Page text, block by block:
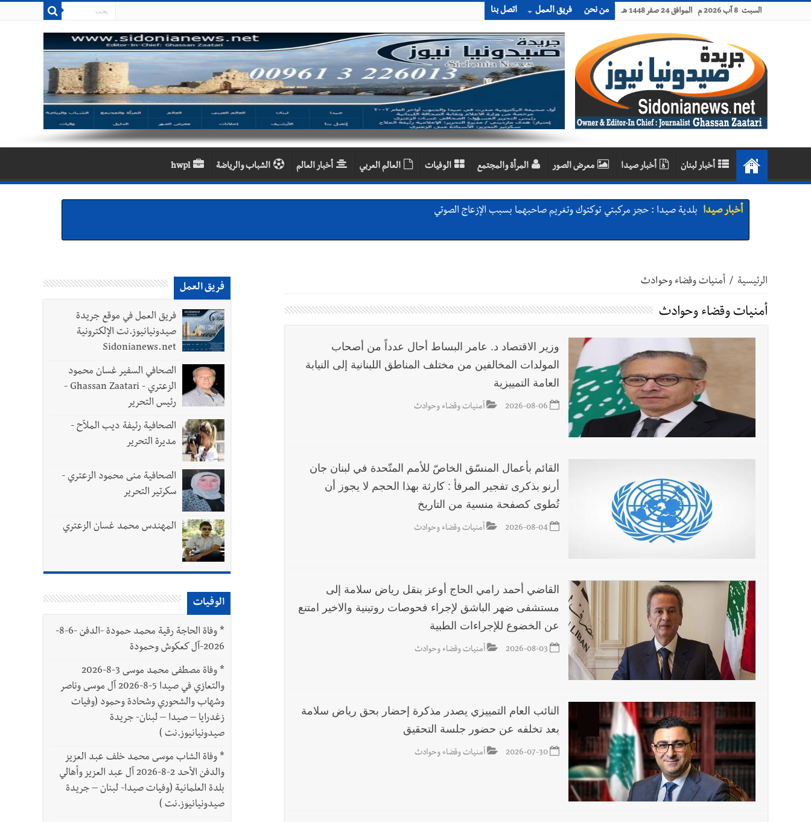
السبت 8 آب 2026 م الموافق 24 صفر 1448 هـ من نحن فريق العمل اتصل بنا
أخبار لبنان أخبار صيدا معرض الصور المرأة والمجتمع الوفيات العالم العربي أخبار العالم الشباب والرياضة hwpl
أخبار صيدا We are hiring in Saida - Apply now before 14 august ...مطلوب موظفة للعمل في الأكاديمية الدولية لبناء القدرات -صيدا
أخبار لبنان حراك ديبلوماسي للتجديد لـ اليونيفيل .. مسؤول غربي يُحذّر من الفراغ !
أخبار لبنان ليلة سقوط رياض سلامة... هل ننتظر الحقيقة؟
أخبار لبنان هكذا خبأت إسرائيل شيطان التفاصيل !
أخبار لبنان
بالتفاصيل : جلسة لمجلس الوزراء في قصر بعبدا الوقائع والمقررات : تعيينات ورد 4 قوانين وزيادات الغلاء| الرئيس عون شدد على تفهم ترامب واردوغان لوضع لبنان وكشف عن
مؤتمر اقتصادي يتم العمل عليه في واشنطن
الرئيسية / أمنيات وقضاء وحوادث
أمنيات وقضاء وحوادث
وزير الاقتصاد د. عامر البساط أحال عدداً من أصحاب
المولدات المخالفين من مختلف المناطق اللبنانية إلى النيابة
العامة التمييزية
2026-08-06 أمنيات وقضاء وحوادث
القائم بأعمال المنسّق الخاصّ للأمم المتّحدة في لبنان جان
أرنو بذكرى تفجير المرفأ : كارثة بهذا الحجم لا يجوز أن
تُطوى كصفحة منسية من التاريخ
2026-08-04 أمنيات وقضاء وحوادث
القاضي أحمد رامي الحاج أوعز بنقل رياض سلامة إلى
مستشفى ضهر الباشق لإجراء فحوصات روتينية والاخير امتنع
عن الخضوع للإجراءات الطبية
2026-08-03 أمنيات وقضاء وحوادث
النائب العام التمييزي يصدر مذكرة إحضار بحق رياض سلامة
بعد تخلفه عن حضور جلسة التحقيق
2026-07-30 أمنيات وقضاء وحوادث
فريق العمل
فريق العمل في موقع جريدة
صيدونيانيوز.نت الإلكترونية
Sidonianews.net
الصحافي السفير غسان محمود
الزعتري - Ghassan Zaatari -
رئيس التحرير
الصحافية رئيفة ديب الملاّح -
مديرة التحرير
الصحافية منى محمود الزعتري -
سكرتير التحرير
المهندس محمد غسان الزعتري
الوفيات
*
وفاة الحاجة رقية محمد حمودة -الدفن -6-8-
2026-آل كعكوش وحمودة
*
وفاة مصطفى محمد موسى 3-8-2026
والتعازي في صيدا 5-8-2026 آل موسى وناصر
وشهاب والشحوري وشحادة وحمود (وفيات
زغدرايا – صيدا – لبنان- جريدة
صيدونيانيوز.نت )
* وفاة الشاب موسى محمد خلف عبد العزيز
والدفن الأحد 2-8-2026 آل عبد العزيز وأهالي
بلدة العلمانية (وفيات صيدا- لبنان – جريدة
صيدونيانيوز.نت )